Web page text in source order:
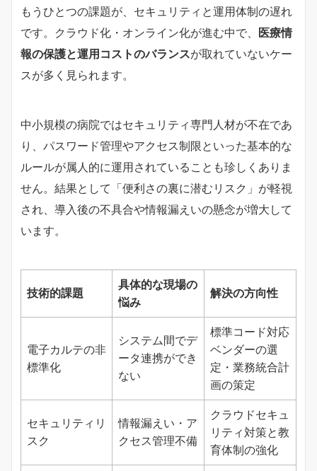
もうひとつの課題が、セキュリティと運用体制の遅れ
です。クラウド化・オンライン化が進む中で、 医療情
報の保護と運用コストのバランスが取れていないケー
スが多く見られます。
中小規模の病院ではセキュリティ専門人材が不在であ
り、パスワード管理やアクセス制限といった基本的な
ルールが属人的に運用されていることも珍しくありま
せん。結果として「便利さの裏に潜むリスク」が軽視
され、導入後の不具合や情報漏えいの懸念が増大して
います。
技術的課題
具体的な現場の
悩み
解決の方向性
電子カルテの非
標準化
システム間でデ
ータ連携ができ
ない
標準コード対応
ベンダーの選
定・業務統合計
画の策定
セキュリティリ
スク
情報漏えい・ア
クセス管理不備
クラウドセキュ
リティ対策と教
育体制の強化